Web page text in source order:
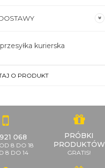
kurierska
O PRODUKT
068
8 DO 18
8 DO 14
PRÓBKI
PRODUKTÓW
GRATIS!